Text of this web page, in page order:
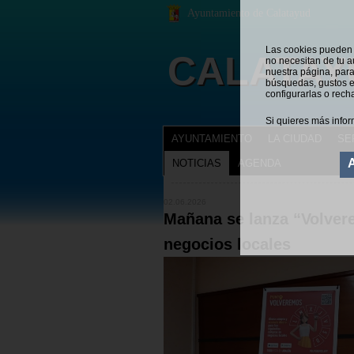
Las cookies
no necesitan de tu
nuestra página,
búsquedas, gustos
configurarlas o
Si quieres más
Mañana se lanza
negocios locales
AYUNTAMIENTO
NOTICIAS AGENDA
Ayuntamiento de Calatayud